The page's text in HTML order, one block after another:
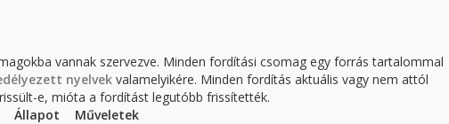
vannak szervezve. Minden fordítási csomag egy forrás tartalommal
nyelvek valamelyikére. Minden fordítás aktuális vagy nem attól
e, mióta a fordítást legutóbb frissítették.
Állapot
Műveletek